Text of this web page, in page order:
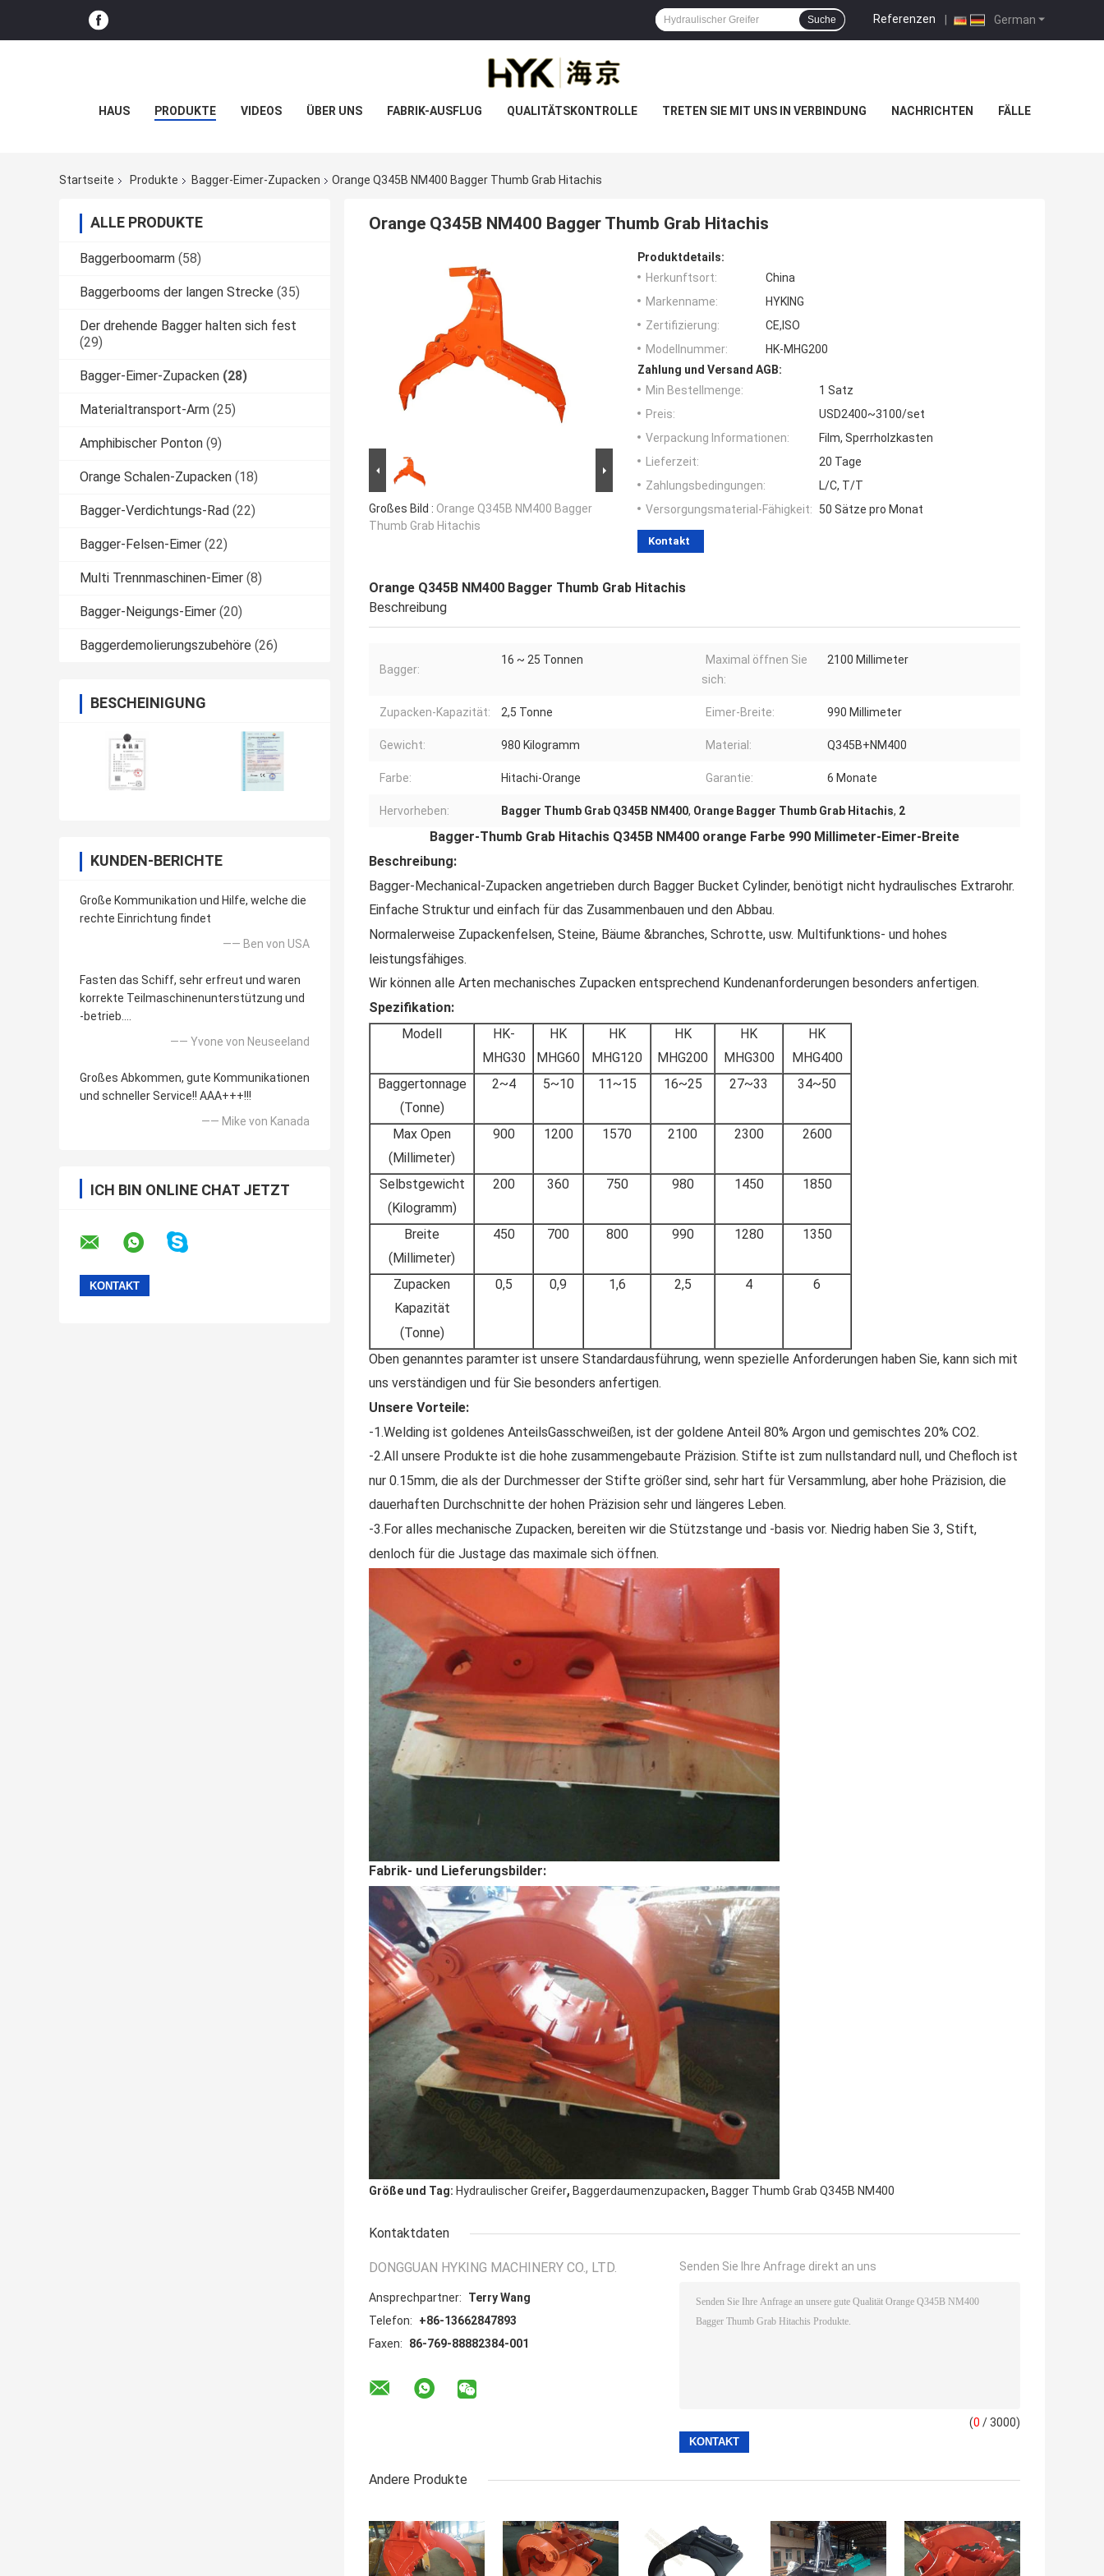
German
Referenzen |
Suche
HAUS PRODUKTE VIDEOS ÜBER UNS FABRIK-AUSFLUG QUALITÄTSKONTROLLE TRETEN SIE MIT UNS IN VERBINDUNG NACHRICHTEN FÄLLE
Startseite Produkte Bagger-Eimer-Zupacken Orange Q345B NM400 Bagger Thumb Grab Hitachis
ALLE PRODUKTE
Baggerboomarm (58)
Baggerbooms der langen Strecke (35)
Der drehende Bagger halten sich fest
(29)
Bagger-Eimer-Zupacken (28)
Materialtransport-Arm (25)
Amphibischer Ponton (9)
Orange Schalen-Zupacken (18)
Bagger-Verdichtungs-Rad (22)
Bagger-Felsen-Eimer (22)
Multi Trennmaschinen-Eimer (8)
Bagger-Neigungs-Eimer (20)
Baggerdemolierungszubehöre (26)
BESCHEINIGUNG
KUNDEN-BERICHTE
Große Kommunikation und Hilfe, welche die
rechte Einrichtung findet
—— Ben von USA
Fasten das Schiff, sehr erfreut und waren
korrekte Teilmaschinenunterstützung und
-betrieb….
—— Yvone von Neuseeland
Großes Abkommen, gute Kommunikationen
und schneller Service!! AAA+++!!!
—— Mike von Kanada
ICH BIN ONLINE CHAT JETZT
Orange Q345B NM400 Bagger Thumb Grab Hitachis
Großes Bild : Orange Q345B NM400 Bagger
Thumb Grab Hitachis
Produktdetails:
Herkunftsort:
China
Markenname:
HYKING
Zertifizierung:
CE,ISO
Modellnummer:
HK-MHG200
Zahlung und Versand AGB:
Min Bestellmenge:
1 Satz
Preis:
USD2400~3100/set
Verpackung Informationen:
Film, Sperrholzkasten
Lieferzeit:
20 Tage
Zahlungsbedingungen:
L/C, T/T
Versorgungsmaterial-Fähigkeit:
50 Sätze pro Monat
Kontakt
Orange Q345B NM400 Bagger Thumb Grab Hitachis
Beschreibung
Bagger:
16 ~ 25 Tonnen
Maximal öffnen Sie
sich:
2100 Millimeter
Zupacken-Kapazität: 2,5 Tonne Eimer-Breite: 990 Millimeter
Gewicht: 980 Kilogramm Material: Q345B+NM400
Farbe: Hitachi-Orange Garantie: 6 Monate
Hervorheben: Bagger Thumb Grab Q345B NM400, Orange Bagger Thumb Grab Hitachis, 2
Bagger-Thumb Grab Hitachis Q345B NM400 orange Farbe 990 Millimeter-Eimer-Breite
Beschreibung:
Bagger-Mechanical-Zupacken angetrieben durch Bagger Bucket Cylinder, benötigt nicht hydraulisches Extrarohr.
Einfache Struktur und einfach für das Zusammenbauen und den Abbau.
Normalerweise Zupackenfelsen, Steine, Bäume &branches, Schrotte, usw. Multifunktions- und hohes
leistungsfähiges.
Wir können alle Arten mechanisches Zupacken entsprechend Kundenanforderungen besonders anfertigen.
Spezifikation:
Modell
HK-
MHG30
HK
MHG60
HK
MHG120
HK
MHG200
HK
MHG300
HK
MHG400
Baggertonnage
(Tonne)
2~4 5~10 11~15 16~25 27~33 34~50
Max Open
(Millimeter)
900 1200 1570 2100 2300 2600
Selbstgewicht
(Kilogramm)
200 360 750 980 1450 1850
Breite
(Millimeter)
450 700 800 990 1280 1350
Zupacken
Kapazität
(Tonne)
0,5 0,9 1,6 2,5 4 6
Oben genanntes paramter ist unsere Standardausführung, wenn spezielle Anforderungen haben Sie, kann sich mit
uns verständigen und für Sie besonders anfertigen.
Unsere Vorteile:
-1.Welding ist goldenes AnteilsGasschweißen, ist der goldene Anteil 80% Argon und gemischtes 20% CO2.
-2.All unsere Produkte ist die hohe zusammengebaute Präzision. Stifte ist zum nullstandard null, und Chefloch ist
nur 0.15mm, die als der Durchmesser der Stifte größer sind, sehr hart für Versammlung, aber hohe Präzision, die
dauerhaften Durchschnitte der hohen Präzision sehr und längeres Leben.
-3.For alles mechanische Zupacken, bereiten wir die Stützstange und -basis vor. Niedrig haben Sie 3, Stift,
denloch für die Justage das maximale sich öffnen.
Fabrik- und Lieferungsbilder:
Größe und Tag: Hydraulischer Greifer, Baggerdaumenzupacken, Bagger Thumb Grab Q345B NM400
Kontaktdaten
DONGGUAN HYKING MACHINERY CO., LTD.
Ansprechpartner:
Terry Wang
Telefon:
+86-13662847893
Faxen:
86-769-88882384-001
Senden Sie Ihre Anfrage direkt an uns
(0 / 3000)
Andere Produkte